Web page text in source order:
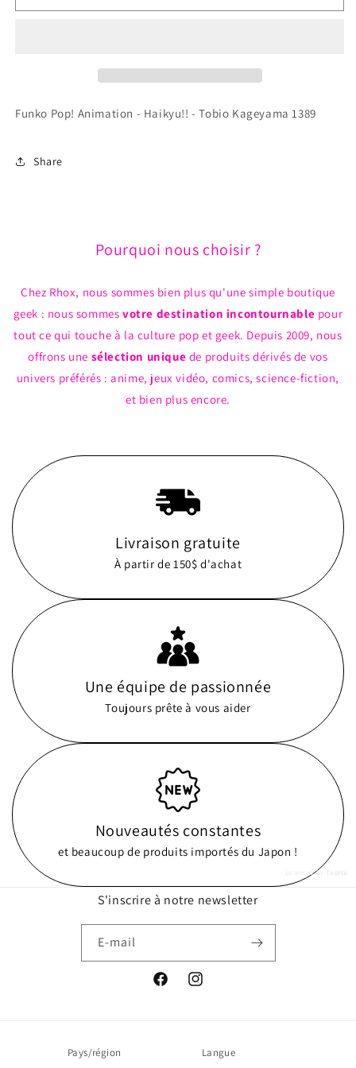
Funko
Tobio
Funko
Tobio
Kageyama
Funko Pop! Animation - Haikyu!! - Tobio Kageyama 1389
Share
Pourquoi nous choisir ?
Chez Rhox, nous sommes bien plus qu'une simple boutique
geek : nous sommesvotre destination incontournable pour
tout ce qui touche à la culture pop et geek. Depuis 2009, nous
offrons une sélection unique de produits dérivés de vos
univers préférés : anime, jeux vidéo, comics, science-fiction,
et bien plus encore.
Livraison gratuite
À partir de 150$ d'achat
Une équipe de passionnée
Toujours prête à vous aider
Nouveautés constantes
et beaucoup de produits importés du Japon !
powered by
S'inscrire à notre newsletter
E-mail
FacebookInstagram
Pays/région Langue